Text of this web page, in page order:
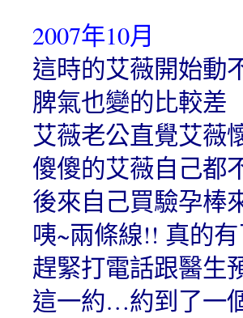
2007年10月
這時的艾薇開始動
脾氣也變的比較差
艾薇老公直覺艾薇
傻傻的艾薇自己都
後來自己買驗孕棒
咦~兩條線!! 真的
趕緊打電話跟醫生
這一約…約到了一